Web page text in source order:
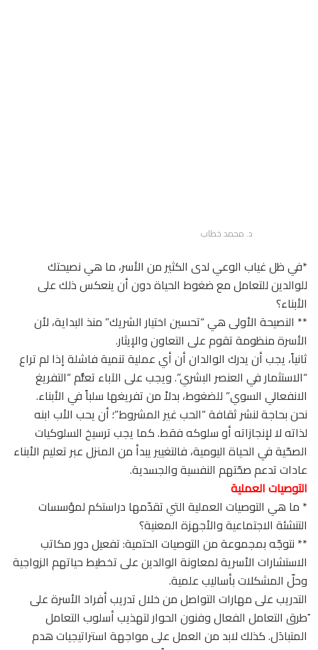
د. محمد خطاب
*في ظل غياب الوعي لدى الكثير من الأسر، ما هي نصيحتك
للوالدين للتعامل مع ضغوط الحياة دون أن ينعكس ذلك على
الأبناء؟
** النصيحة الأولى هي “تحسين اختيار الشريك” منذ البداية، لأن
الأسرة منظومة تقوم على التعاون والإيثار.
ثانياً، يجب أن يدرك الوالدان أن أي عملية تنمية فاشلة إذا لم تراع
“الاستثمار في العنصر البشري”. ويجب على الآباء تعلُّم “التفريغ
الانفعالي السوي” للضغوط، بدلاً من تفريغها سلباً في الأبناء.
نحن بحاجة لنشر ثقافة “الحب غير المشروط”؛ أن يحب الأب ابنه
لذاته لا لإنجازاته أو سلوكه فقط. كما يجب ترسيخ السلوكيات
الصحّية في الحياة اليومية، فالتغيير يبدأ من المنزل عبر تعليم الأبناء
عادات تدعم صحّتهم النفسية والجسدية.
التوصيات العملية
* ما هي التوصيات العملية التي تقدّمها دراستكم لمؤسسات
التنشئة الاجتماعية والأجهزة المعنية؟
** نتوجّه بمجموعة من التوصيات الحتمية: تفعيل دور مكاتب
الاستشارات الأسرية لمعاونة الوالدين على تخطيط حياتهم الزواجية
وحلّ المشكلات بأساليب علمية.
التدريب على مهارات التواصل من خلال تدريب أفراد الأسرة على
ُطرق التعامل الفعال وفنون الحوار لتهذيب أسلوب التعامل
المتبادَل. كذلك لابد من العمل على مواجهة استراتيجيات هدم